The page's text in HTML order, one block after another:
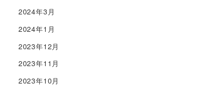
2024年3月
2024年1月
2023年12月
2023年11月
2023年10月